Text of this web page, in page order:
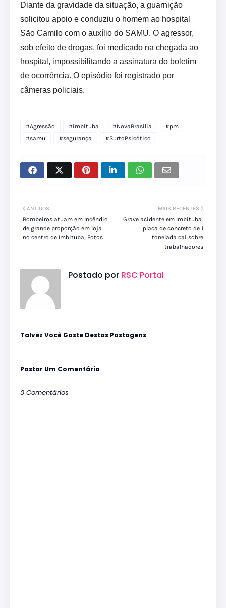
Diante da gravidade da situação, a guarnição
solicitou apoio e conduziu o homem ao hospital
São Camilo com o auxílio do SAMU. O agressor,
sob efeito de drogas, foi medicado na chegada ao
hospital, impossibilitando a assinatura do boletim
de ocorrência. O episódio foi registrado por
câmeras policiais.
#Agressão #imbituba #NovaBrasília
#pm
#samu
#segurança #SurtoPsicótico
MAIS RECENTES
Grave acidente em Imbituba:
placa de concreto de 1
tonelada cai sobre
trabalhadores
ANTIGOS
Bombeiros atuam em Incêndio
de grande proporção em loja
no centro de Imbituba; Fotos
Postado por RSC Portal
Talvez Você Goste Destas Postagens
Postar Um Comentário
0 Comentários